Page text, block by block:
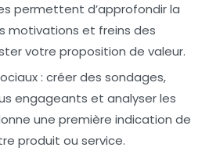
permettent d’approfondir la
motivations et freins des
votre proposition de valeur.
: créer des sondages,
engageants et analyser les
une première indication de
produit ou service.